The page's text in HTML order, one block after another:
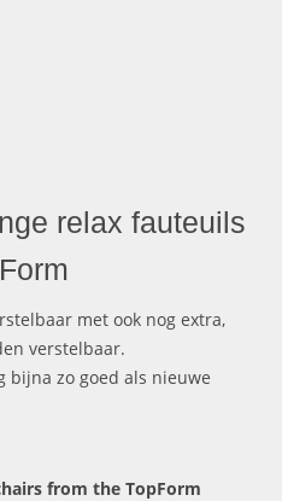
relax fauteuils
met ook nog extra,
verstelbaar.
bijna zo goed als nieuwe
from the TopForm